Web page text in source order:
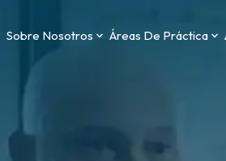
Sobre Nosotros Áreas De Práctica